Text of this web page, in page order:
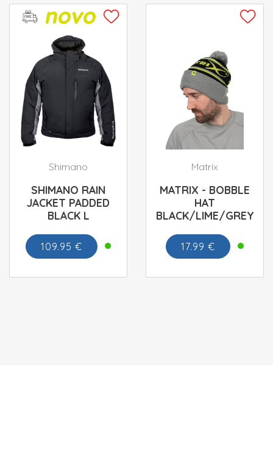
Shimano
SHIMANO RAIN
JACKET PADDED
BLACK L
109.95 €
Matrix
MATRIX - BOBBLE
HAT
BLACK/LIME/GREY
17.99 €